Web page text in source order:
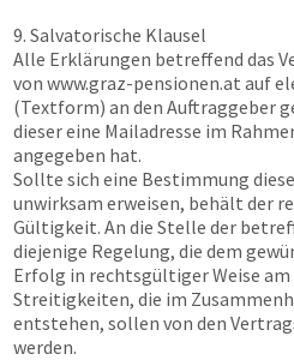
9. Salvatorische Klausel
Alle Erklärungen betreffend das
von www.graz-pensionen.at auf
(Textform) an den Auftraggeber
dieser eine Mailadresse im
angegeben hat.
Sollte sich eine Bestimmung
unwirksam erweisen, behält der
Gültigkeit. An die Stelle der
diejenige Regelung, die dem
Erfolg in rechtsgültiger Weise
Streitigkeiten, die im
entstehen, sollen von den
werden.